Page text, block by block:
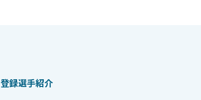
登録選手紹介